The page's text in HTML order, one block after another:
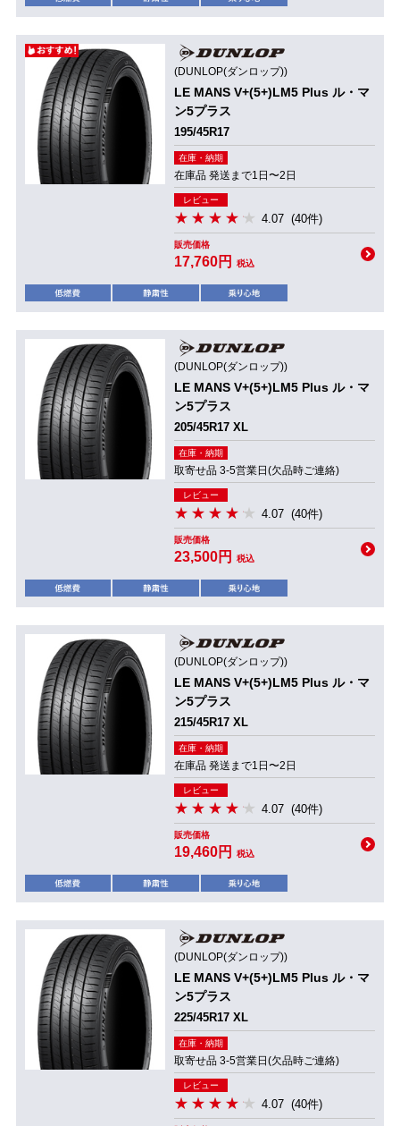
(DUNLOP(ダンロップ))
LE MANS V+(5+)LM5 Plus ル・マ
ン5プラス
195/45R17
在庫・納期
在庫品 発送まで1日〜2日
レビュー
4.07 (40件)
販売価格
17,760円 税込
(DUNLOP(ダンロップ))
LE MANS V+(5+)LM5 Plus ル・マ
ン5プラス
205/45R17 XL
在庫・納期
取寄せ品 3-5営業日(欠品時ご連絡)
レビュー
4.07 (40件)
販売価格
23,500円 税込
(DUNLOP(ダンロップ))
LE MANS V+(5+)LM5 Plus ル・マ
ン5プラス
215/45R17 XL
在庫・納期
在庫品 発送まで1日〜2日
レビュー
4.07 (40件)
販売価格
19,460円 税込
(DUNLOP(ダンロップ))
LE MANS V+(5+)LM5 Plus ル・マ
ン5プラス
225/45R17 XL
在庫・納期
取寄せ品 3-5営業日(欠品時ご連絡)
レビュー
4.07 (40件)